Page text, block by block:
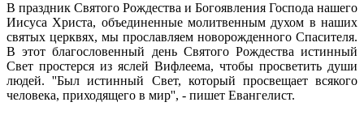
В праздник Святого Рождества и Богоявления Господа нашего
Иисуса Христа, объединенные молитвенным духом в наших
святых церквях, мы прославляем новорожденного Спасителя.
В этот благословенный день Святого Рождества истинный
Свет простерся из яслей Вифлеема, чтобы просветить души
людей. ''Был истинный Свет, который просвещает всякого
человека, приходящего в мир'', - пишет Евангелист.